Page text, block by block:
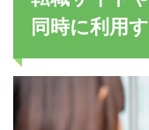
同時に利用